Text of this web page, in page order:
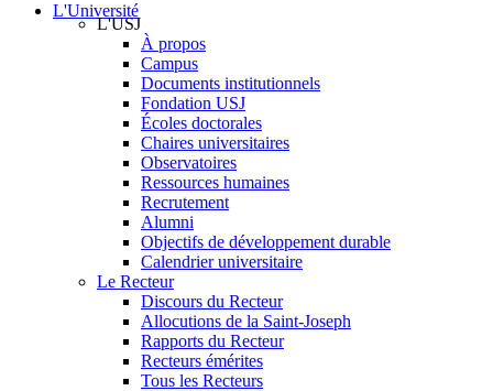
L'Université
L'USJ
À propos
Campus
Documents institutionnels
Fondation USJ
Écoles doctorales
Chaires universitaires
Observatoires
Ressources humaines
Recrutement
Alumni
Objectifs de développement durable
Calendrier universitaire
Le Recteur
Discours du Recteur
Allocutions de la Saint-Joseph
Rapports du Recteur
Recteurs émérites
Tous les Recteurs